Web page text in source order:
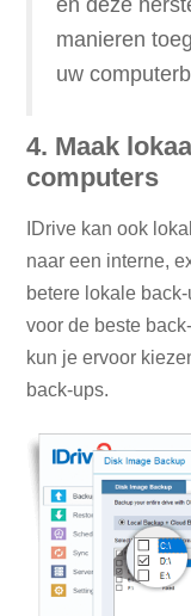
en deze
manieren
uw
4. Maak
computers
IDrive kan ook
naar een interne,
betere lokale
voor de beste
kun je ervoor
back-ups.